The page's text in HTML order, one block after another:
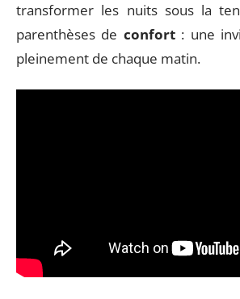
transformer les nuits sous la
parenthèses de confort: une
pleinement de chaque matin.